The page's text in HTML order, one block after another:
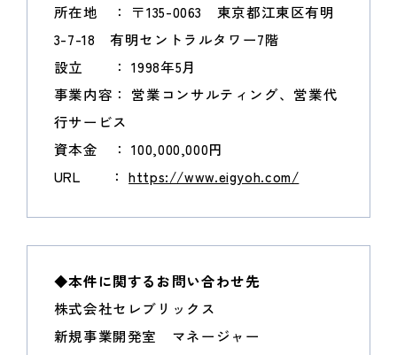
所在地 ： 〒135-0063 東京都江東区有明
3-7-18 有明セントラルタワー7階
設立 ： 1998年5月
事業内容： 営業コンサルティング、営業代
行サービス
資本金 ： 100,000,000円
URL ：https://www.eigyoh.com/
◆本件に関するお問い合わせ先
株式会社セレブリックス
新規事業開発室 マネージャー